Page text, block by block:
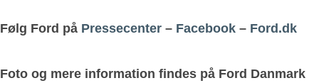
Følg Ford på Pressecenter – Facebook – Ford.dk
Foto og mere information findes på Ford Danmark